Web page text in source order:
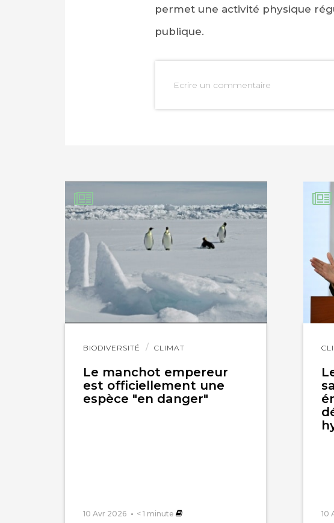
IMPRIMER
permet une activité physique
publique.
Ecrire un commentaire
BIODIVERSITÉ CLIMAT
Le manchot empereur
est officiellement une
espèce "en danger"
10 Avr 2026 < 1 minute
Lire
10